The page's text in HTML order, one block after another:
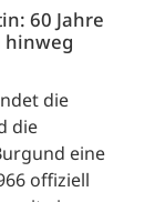
60 Jahre
hinweg
die
die
eine
offiziell